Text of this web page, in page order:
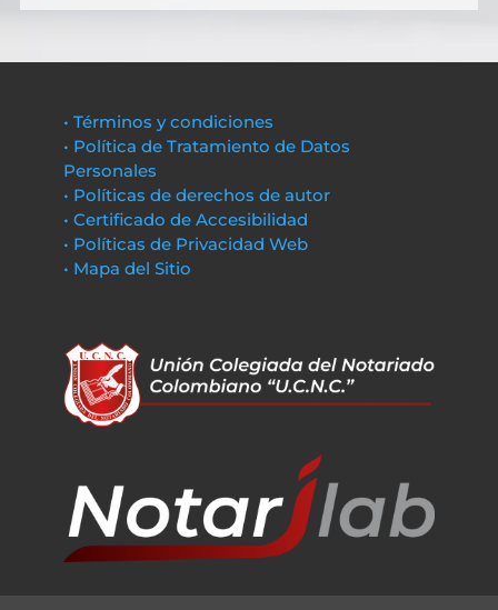
• Términos y condiciones
• Política de Tratamiento de Datos
Personales
• Políticas de derechos de autor
• Certificado de Accesibilidad
• Políticas de Privacidad Web
• Mapa del Sitio